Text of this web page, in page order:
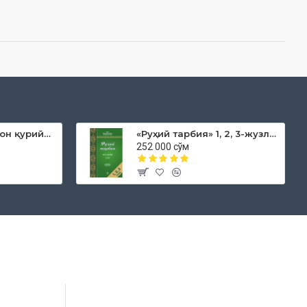
«Дока рўмол қачон қурийди»
«Руҳий тарбия» 1, 2, 3-жузлар
252 000 сўм